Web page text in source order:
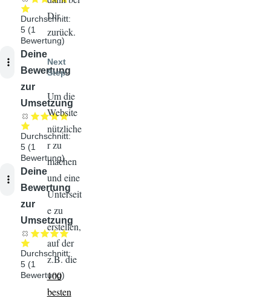
Durchschnitt:
5 (1
Bewertung)
Audiodatei
Deine
Bewertung
zur
Umsetzung
Durchschnitt:
5 (1
Bewertung)
Audiodatei
Deine
Bewertung
zur
Umsetzung
Durchschnitt:
5 (1
Bewertung)
Dir
zurück.
Next
Step
Um die
Website
nützliche
r zu
machen
und eine
Unterseit
e zu
erstellen,
auf der
z.B. die
100
besten